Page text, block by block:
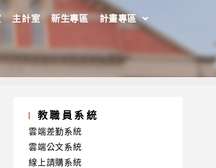
主計室 新生專區 計畫專區
營（南區）」資訊
教職員系統
雲端差勤系統
雲端公文系統
線上請購系統